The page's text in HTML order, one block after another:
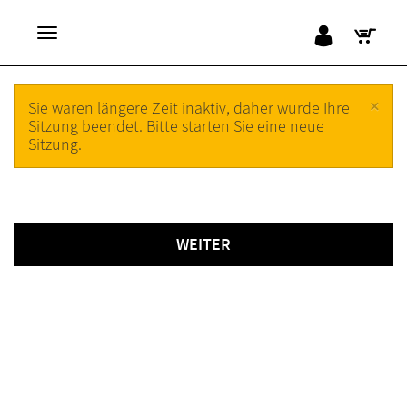
×
Sie waren längere Zeit inaktiv, daher wurde Ihre
Sitzung beendet. Bitte starten Sie eine neue
Sitzung.
WEITER